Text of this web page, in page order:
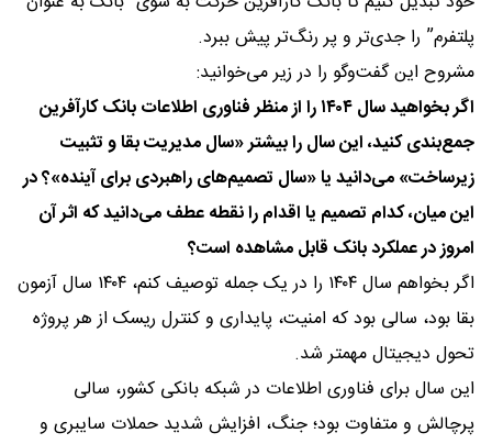
پلتفرم” را جدی‌تر و پر رنگ‌تر پیش ببرد.
مشروح این گفت‌و‌گو را در زیر می‌خوانید:
اگر بخواهید سال ۱۴۰۴ را از منظر فناوری اطلاعات بانک کارآفرین
جمع‌بندی کنید، این سال را بیشتر «سال مدیریت بقا و تثبیت
زیرساخت» می‌دانید یا «سال تصمیم‌های راهبردی برای آینده»؟ در
این میان، کدام تصمیم یا اقدام را نقطه عطف می‌دانید که اثر آن
امروز در عملکرد بانک قابل مشاهده است؟
اگر بخواهم سال ۱۴۰۴ را در یک جمله توصیف کنم، ۱۴۰۴ سال آزمون
بقا بود، سالی بود که امنیت، پایداری و کنترل ریسک از هر پروژه
تحول دیجیتال مهمتر شد.
این سال برای فناوری اطلاعات در شبکه بانکی کشور، سالی
پرچالش و متفاوت بود؛ جنگ، افزایش شدید حملات سایبری و